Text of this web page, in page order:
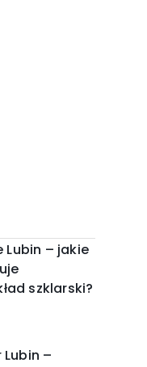
Lubin – jakie
szklarski?
Lubin –